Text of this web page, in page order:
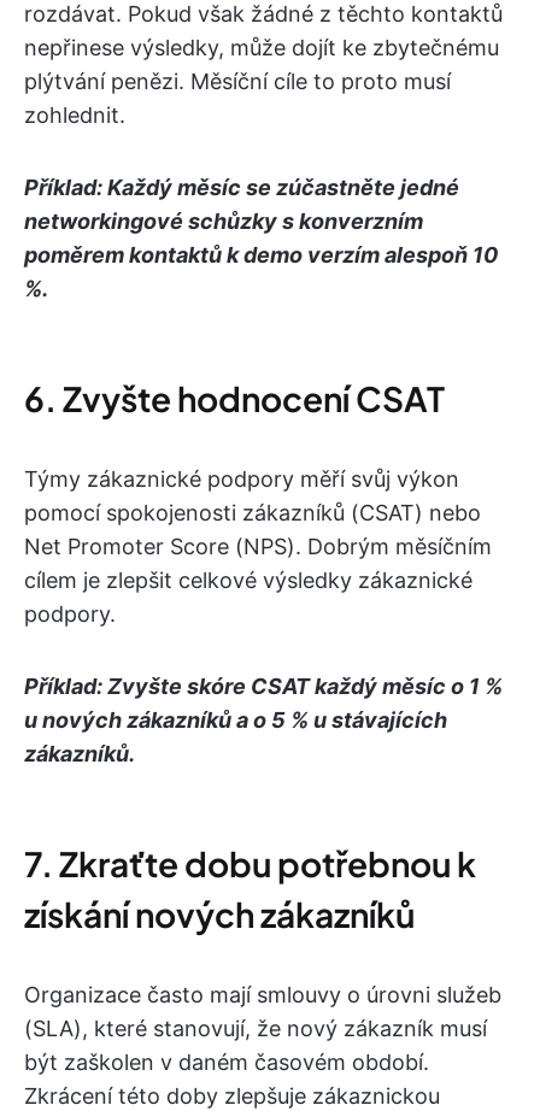
rozdávat. Pokud však žádné z těchto kontaktů
nepřinese výsledky, může dojít ke zbytečnému
plýtvání penězi. Měsíční cíle to proto musí
zohlednit.
Příklad: Každý měsíc se zúčastněte jedné
networkingové schůzky s konverzním
poměrem kontaktů k demo verzím alespoň 10
%.
6. Zvyšte hodnocení CSAT
Týmy zákaznické podpory měří svůj výkon
pomocí spokojenosti zákazníků (CSAT) nebo
Net Promoter Score (NPS). Dobrým měsíčním
cílem je zlepšit celkové výsledky zákaznické
podpory.
Příklad: Zvyšte skóre CSAT každý měsíc o 1 %
u nových zákazníků a o 5 % u stávajících
zákazníků.
7. Zkraťte dobu potřebnou k
získání nových zákazníků
Organizace často mají smlouvy o úrovni služeb
(SLA), které stanovují, že nový zákazník musí
být zaškolen v daném časovém období.
Zkrácení této doby zlepšuje zákaznickou